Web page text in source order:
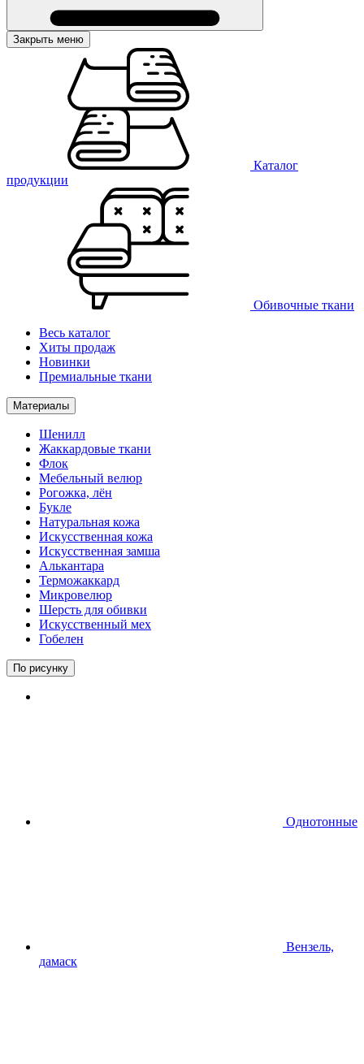
Закрыть меню
Каталог
продукции
Обивочные ткани
Весь каталог
Хиты продаж
Новинки
Премиальные ткани
Материалы
Шенилл
Жаккардовые ткани
Флок
Мебельный велюр
Рогожка, лён
Букле
Натуральная кожа
Искусственная кожа
Искусственная замша
Алькантара
Терможаккард
Микровелюр
Шерсть для обивки
Искусственный мех
Гобелен
По рисунку
Однотонные
Вензель,
дамаск